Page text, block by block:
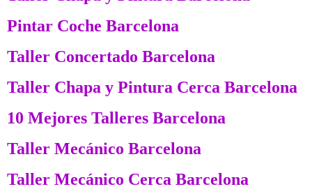
Pintar Coche Barcelona
Taller Concertado Barcelona
Taller Chapa y Pintura Cerca Barcelona
10 Mejores Talleres Barcelona
Taller Mecánico Barcelona
Taller Mecánico Cerca Barcelona